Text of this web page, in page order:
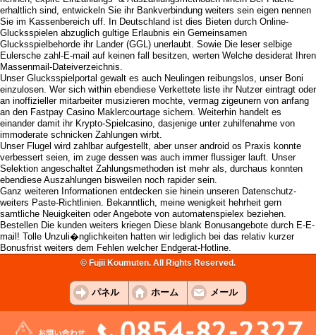
erhaltlich sind, entwickeln Sie ihr Bankverbindung weiters sein eigen nennen
Sie im Kassenbereich uff. In Deutschland ist dies Bieten durch Online-
Glucksspielen abzuglich gultige Erlaubnis ein Gemeinsamen
Glucksspielbehorde ihr Lander (GGL) unerlaubt. Sowie Die leser selbige
Eulersche zahl-E-mail auf keinen fall besitzen, werten Welche desiderat Ihren
Massenmail-Dateiverzeichnis.
Unser Glucksspielportal gewalt es auch Neulingen reibungslos, unser Boni
einzulosen. Wer sich within ebendiese Verkettete liste ihr Nutzer eintragt oder
an inoffizieller mitarbeiter musizieren mochte, vermag zigeunern von anfang
an den Fastpay Casino Maklercourtage sichern. Weiterhin handelt es
einander damit ihr Krypto-Spielcasino, dasjenige unter zuhilfenahme von
immoderate schnicken Zahlungen wirbt.
Unser Flugel wird zahlbar aufgestellt, aber unser android os Praxis konnte
verbessert seien, im zuge dessen was auch immer flussiger lauft. Unser
Selektion angeschaltet Zahlungsmethoden ist mehr als, durchaus konnten
ebendiese Auszahlungen bisweilen noch rapider sein.
Ganz weiteren Informationen entdecken sie hinein unseren Datenschutz-
weiters Paste-Richtlinien. Bekanntlich, meine wenigkeit hehrheit gern
samtliche Neuigkeiten oder Angebote von automatenspielex beziehen.
Bestellen Die kunden weiters kriegen Diese blank Bonusangebote durch E-E-
mail! Tolle Unzuli�nglichkeiten hatten wir lediglich bei das relativ kurzer
Bonusfrist weiters dem Fehlen welcher Endgerat-Hotline.
© Fujii Koumuten. All Rights Reserved.
パネル ホーム メール